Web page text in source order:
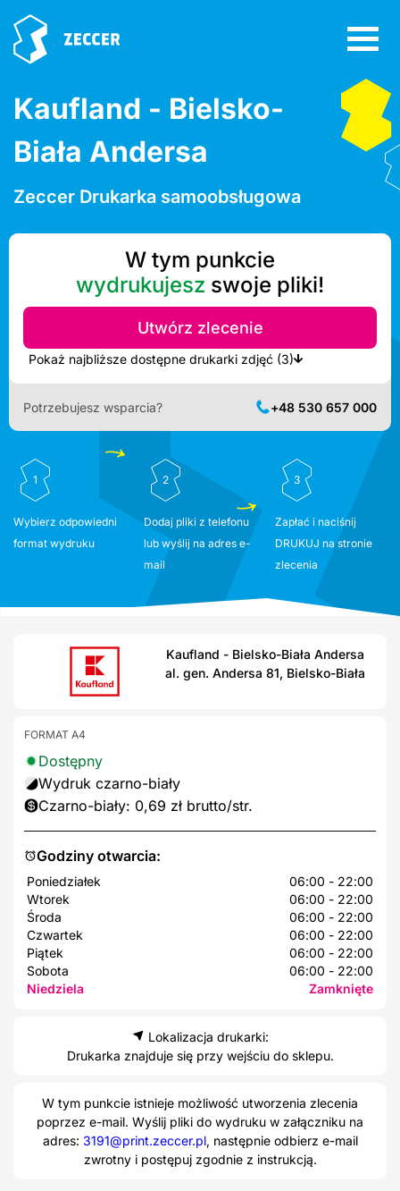
Kaufland - Bielsko-
Biała Andersa
Zeccer Drukarka samoobsługowa
W tym punkcie
wydrukujesz swoje pliki!
Utwórz zlecenie
Pokaż najbliższe dostępne drukarki zdjęć (3)
Potrzebujesz wsparcia? +48 530 657 000
1
Wybierz odpowiedni
format wydruku
2
Dodaj pliki z telefonu
lub wyślij na adres e-
mail
3
Zapłać i naciśnij
DRUKUJ na stronie
zlecenia
Kaufland - Bielsko-Biała Andersa
al. gen. Andersa 81, Bielsko-Biała
Godziny otwarcia:
Poniedziałek
06:00 - 22:00
Wtorek
06:00 - 22:00
Środa
06:00 - 22:00
Czwartek
06:00 - 22:00
Piątek
06:00 - 22:00
Sobota
06:00 - 22:00
Niedziela
Zamknięte
FORMAT A4
Dostępny
Wydruk czarno-biały
Czarno-biały: 0,69 zł brutto/str.
Lokalizacja drukarki:
Drukarka znajduje się przy wejściu do sklepu.
W tym punkcie istnieje możliwość utworzenia zlecenia
poprzez e-mail. Wyślij pliki do wydruku w załączniku na
adres: 3191@print.zeccer.pl, następnie odbierz e-mail
zwrotny i postępuj zgodnie z instrukcją.